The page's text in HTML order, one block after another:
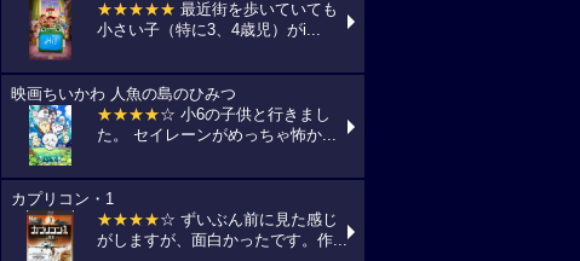
★★★★★ 最近街を歩いていても
小さい子（特に3、4歳児）がi...
映画ちいかわ 人魚の島のひみつ
★★★★☆ 小6の子供と行きまし
た。 セイレーンがめっちゃ怖か...
カプリコン・1
★★★★☆ ずいぶん前に見た感じ
がしますが、面白かったです。作...